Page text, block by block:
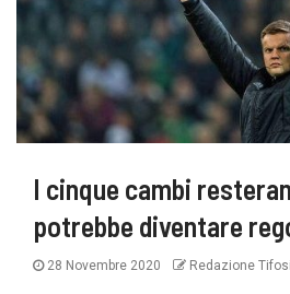
I cinque cambi
potrebbe diventare
28 Novembre 2020 Redazione